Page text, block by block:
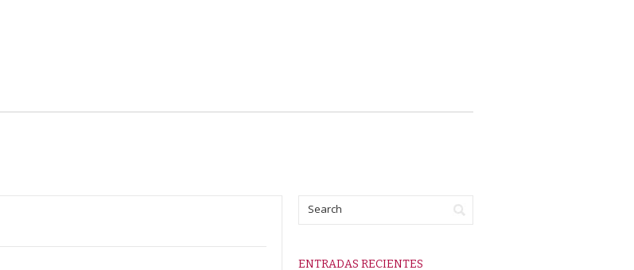
ENTRADAS RECIENTES